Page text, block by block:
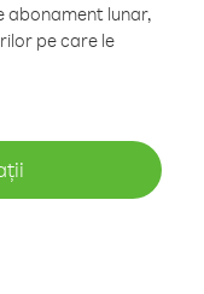
abonament lunar,
pe care le